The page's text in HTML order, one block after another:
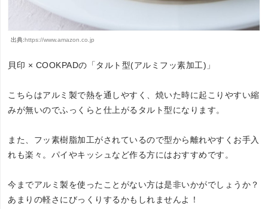
出典:https://www.amazon.co.jp
貝印 × COOKPADの「タルト型(アルミフッ素加工)」
こちらはアルミ製で熱を通しやすく、焼いた時に起こりやすい縮
みが無いのでふっくらと仕上がるタルト型になります。
また、フッ素樹脂加工がされているので型から離れやすくお手入
れも楽々。パイやキッシュなど作る方にはおすすめです。
今までアルミ製を使ったことがない方は是非いかがでしょうか？
あまりの軽さにびっくりするかもしれませんよ！